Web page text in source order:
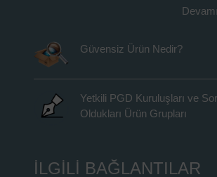
Güvensiz Ürün Nedir?
Yetkili PGD Kuruluşları ve
Oldukları Ürün Grupları
İLGİLİ BAĞLANTILAR